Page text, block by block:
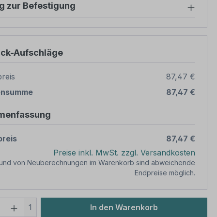
zur Befestigung
Aufschläge
87,47 €
87,47 €
87,47 €
Preise inkl. MwSt. zzgl. Versandkosten
von Neuberechnungen im Warenkorb sind abweichende
Endpreise möglich.
Anzahl: Gib den gewünschten Wert
1 In den Warenkorb